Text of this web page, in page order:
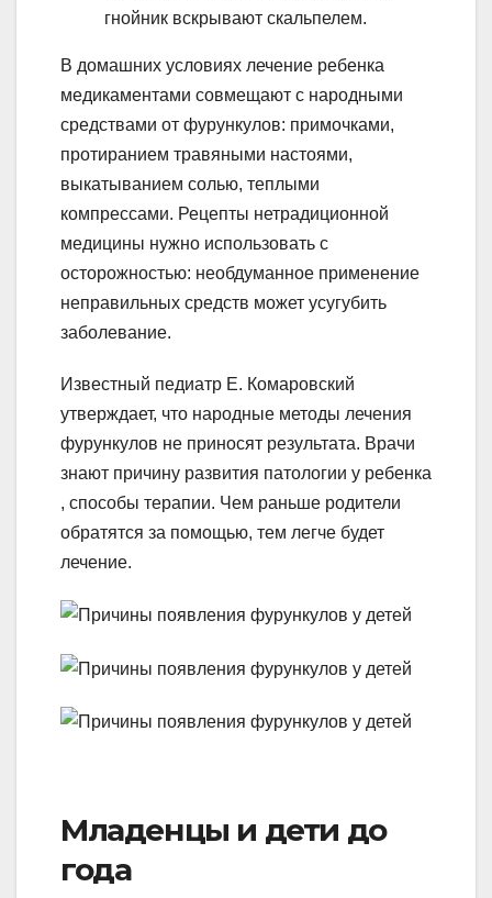
гнойник вскрывают скальпелем.
В домашних условиях лечение ребенка
медикаментами совмещают с народными
средствами от фурункулов: примочками,
протиранием травяными настоями,
выкатыванием солью, теплыми
компрессами. Рецепты нетрадиционной
медицины нужно использовать с
осторожностью: необдуманное применение
неправильных средств может усугубить
заболевание.
Известный педиатр Е. Комаровский
утверждает, что народные методы лечения
фурункулов не приносят результата. Врачи
знают причину развития патологии у ребенка
, способы терапии. Чем раньше родители
обратятся за помощью, тем легче будет
лечение.
Младенцы и дети до
года